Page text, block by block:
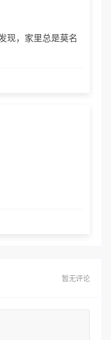
现，家里总是莫名
暂无评论